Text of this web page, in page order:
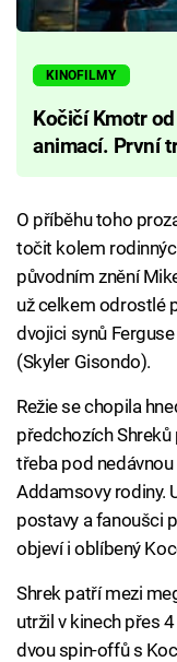
KINOFILMY
Kočičí Kmotr
animací. První
O příběhu toho
točit kolem
původním znění
už celkem odrostlé
dvojici synů
(Skyler Gisondo).
Režie se chopila
předchozích
třeba pod
Addamsovy rodiny.
postavy a fanoušci
objeví i oblíbený
Shrek patří mezi
utržil v kinech přes
dvou spin-offů s